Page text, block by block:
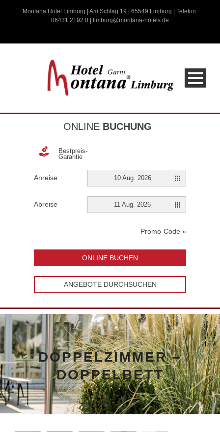
Montana Hotel Limburg | Am Schlag 19 | 65549 Limburg | Telefon:
06431 2192 0 |
limburg@montana-hotels.de
ONLINE BUCHUNG
Bestpreis-
Garantie
Anreise 10 Aug. 2026
Abreise 11 Aug. 2026
Promo-Code »
ONLINE BUCHEN
ANGEBOTE DURCHSUCHEN
DOPPELZIMMER –
DOPPELBETT